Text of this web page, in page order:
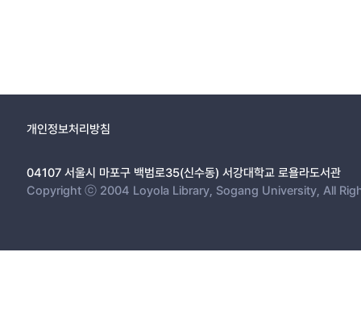
개인정보처리방침
04107 서울시 마포구 백범로35(신수동) 서강대학교 로욜라도서관
Copyright ⓒ 2004 Loyola Library, Sogang University, All